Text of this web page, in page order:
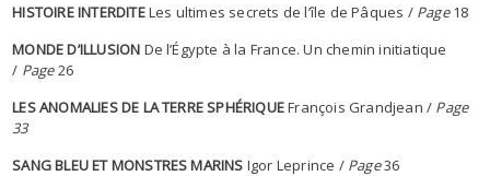
HISTOIRE INTERDITELes ultimes secrets de l’île de Pâques / Page18
MONDE D’ILLUSION De l’Égypte à la France. Un chemin initiatique
/ Page26
LES ANOMALIES DE LA TERRE SPHÉRIQUEFrançois Grandjean / Page
33
SANG BLEU ET MONSTRES MARINS Igor Leprince / Page36